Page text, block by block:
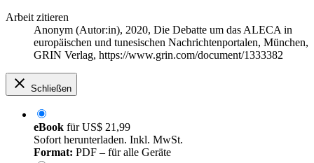
Arbeit zitieren
Anonym (Autor:in), 2020, Die Debatte um das ALECA in
europäischen und tunesischen Nachrichtenportalen, München,
GRIN Verlag, https://www.grin.com/document/1333382
Schließen
eBook fürUS$ 21,99
Sofort herunterladen. Inkl. MwSt.
Format: PDF – für alle Geräte